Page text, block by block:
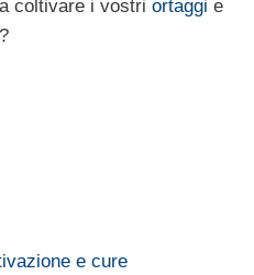
coltivare i vostri ortaggi e
e cure